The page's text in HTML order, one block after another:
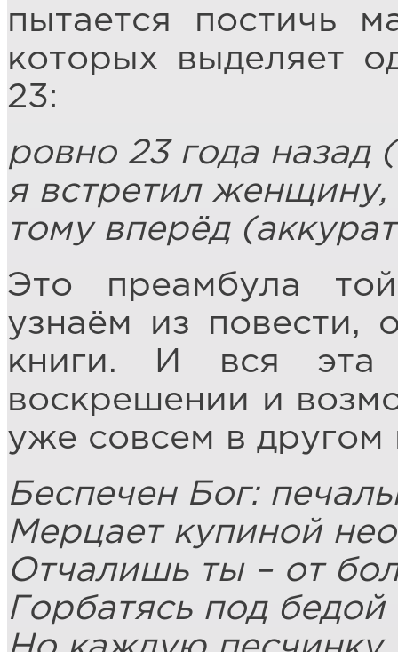
пытается постичь
которых выделяет
23:
ровно 23 года назад
я встретил
тому вперёд
Это преамбула
узнаём из повести,
книги. И вся эта
воскрешении и
уже совсем в другом
Беспечен Бог:
Мерцает купиной
Отчалишь ты – от
Горбатясь под